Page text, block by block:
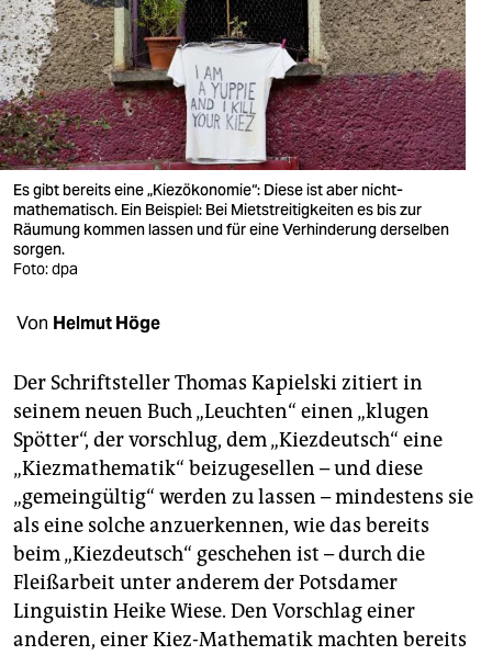
nord
wahrheit
verlag
verlag
veranstaltungen
shop
abo
genossenschaft
epaper login
Es gibt bereits eine „Kiezökonomie“: Diese ist aber nicht-
mathematisch. Ein Beispiel: Bei Mietstreitigkeiten es bis zur
Räumung kommen lassen und für eine Verhinderung derselben
sorgen.
Foto: dpa
Von Helmut Höge
Der Schriftsteller Thomas Kapielski zitiert in
seinem neuen Buch „Leuchten“ einen „klugen
Spötter“, der vorschlug, dem „Kiezdeutsch“ eine
„Kiezmathematik“ beizugesellen – und diese
„gemeingültig“ werden zu lassen – mindestens sie
als eine solche anzuerkennen, wie das bereits
beim „Kiezdeutsch“ geschehen ist – durch die
Fleißarbeit unter anderem der Potsdamer
Linguistin Heike Wiese. Den Vorschlag einer
anderen, einer Kiez-Mathematik machten bereits